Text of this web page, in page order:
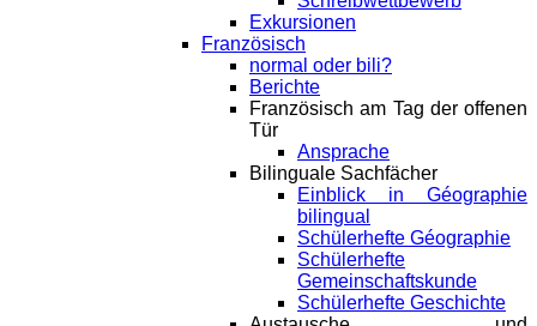
Exkursionen
Französisch
normal oder bili?
Berichte
Französisch am Tag der offenen
Tür
Ansprache
Bilinguale Sachfächer
Einblick in Géographie
bilingual
Schülerhefte Géographie
Schülerhefte
Gemeinschaftskunde
Schülerhefte Geschichte